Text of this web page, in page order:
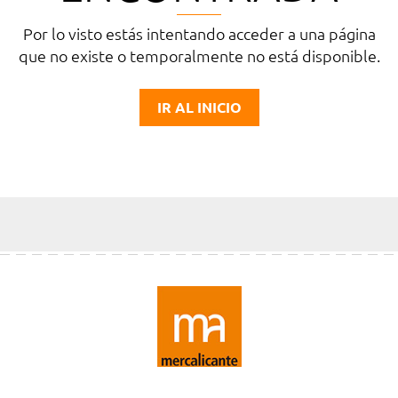
Por lo visto estás intentando acceder a una página
que no existe o temporalmente no está disponible.
IR AL INICIO